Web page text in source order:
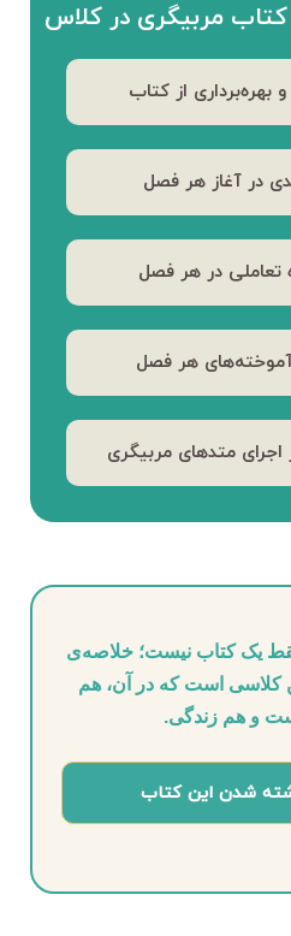
مربیگری در کلاس
بهره‌برداری از کتاب
هر فصل
یک کتاب نیست؛ خلاصه‌ی
کلاسی است که در آن، هم
و هم زندگی.
شدن این کتاب